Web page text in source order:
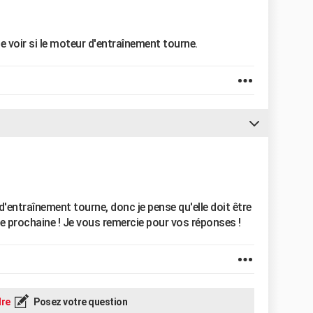
voir si le moteur d'entraînement tourne.
tourne, donc je pense qu'elle doit être
prochaine ! Je vous remercie pour vos réponses !
Posez votre question